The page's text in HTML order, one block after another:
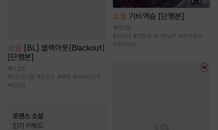
소설 [BL] 블랙아웃(Blackout)
[단행본]
1.2만
#3인칭시점 #순진수 #애증 #외유내강수
#초딩공
로맨스 소설
인기 키워드
소설 기비역습 [단행본]
8.1천
#상처녀 #전문직 #나쁜남자 #권선징악
#츤데레남